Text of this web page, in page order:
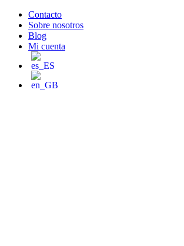
Saltar
contenido
Contacto
Sobre nosotros
Blog
Mi cuenta